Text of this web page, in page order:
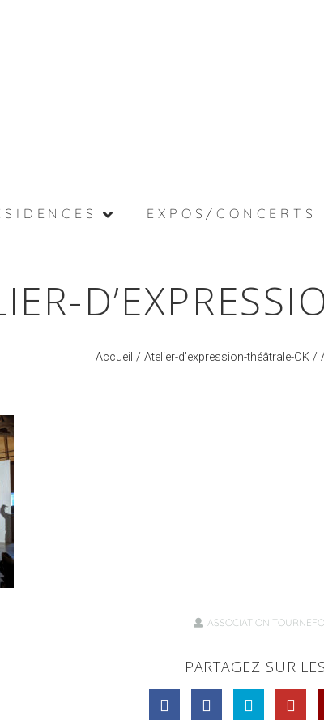
EXPOS/CONCERTS
Accueil / Atelier-d’expression-théâtrale-OK /
ASSOCIATION
PARTAGEZ SUR